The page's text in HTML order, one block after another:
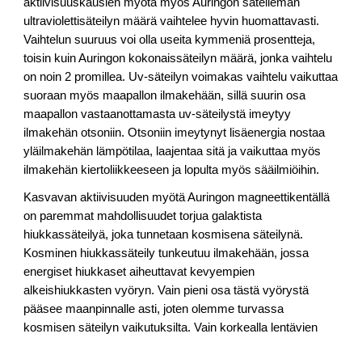
aktiivisuuskausien myötä myös Auringon säteilemän
ultraviolettisäteilyn määrä vaihtelee hyvin huomattavasti.
Vaihtelun suuruus voi olla useita kymmeniä prosentteja,
toisin kuin Auringon kokonaissäteilyn määrä, jonka vaihtelu
on noin 2 promillea. Uv-säteilyn voimakas vaihtelu vaikuttaa
suoraan myös maapallon ilmakehään, sillä suurin osa
maapallon vastaanottamasta uv-säteilystä imeytyy
ilmakehän otsoniin. Otsoniin imeytynyt lisäenergia nostaa
yläilmakehän lämpötilaa, laajentaa sitä ja vaikuttaa myös
ilmakehän kiertoliikkeeseen ja lopulta myös sääilmiöihin.
Kasvavan aktiivisuuden myötä Auringon magneettikentällä
on paremmat mahdollisuudet torjua galaktista
hiukkassäteilyä, joka tunnetaan kosmisena säteilynä.
Kosminen hiukkassäteily tunkeutuu ilmakehään, jossa
energiset hiukkaset aiheuttavat kevyempien
alkeishiukkasten vyöryn. Vain pieni osa tästä vyörystä
pääsee maanpinnalle asti, joten olemme turvassa
kosmisen säteilyn vaikutuksilta. Vain korkealla lentävien